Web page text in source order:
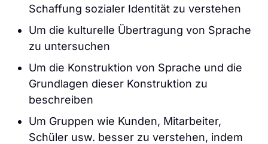
Schaffung sozialer Identität zu verstehen
Um die kulturelle Übertragung von Sprache
zu untersuchen
Um die Konstruktion von Sprache und die
Grundlagen dieser Konstruktion zu
beschreiben
Um Gruppen wie Kunden, Mitarbeiter,
Schüler usw. besser zu verstehen, indem